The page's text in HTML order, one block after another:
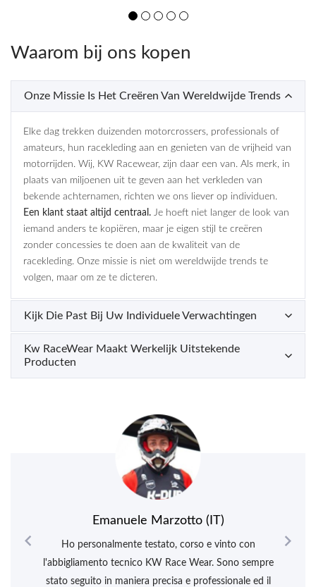
Waarom bij ons kopen
Onze Missie Is Het Creëren Van Wereldwijde Trends
Elke dag trekken duizenden motorcrossers, professionals of
amateurs, hun racekleding aan en genieten van de vrijheid van
motorrijden. Wij, KW Racewear, zijn daar een van. Als merk, in
plaats van miljoenen uit te geven aan het verkleden van
bekende achternamen, richten we ons liever op individuen.
Een klant staat altijd centraal. Je hoeft niet langer de look van
iemand anders te kopiëren, maar je eigen stijl te creëren
zonder concessies te doen aan de kwaliteit van de
racekleding. Onze missie is niet om wereldwijde trends te
volgen, maar om ze te dicteren.
Kijk Die Past Bij Uw Individuele Verwachtingen
Kw RaceWear Maakt Werkelijk Uitstekende
Producten

Emanuele Marzotto (IT)
Ho personalmente testato, corso e vinto con
l'abbigliamento tecnico KW Race Wear. Sono sempre
stato seguito in maniera precisa e professionale ed il
